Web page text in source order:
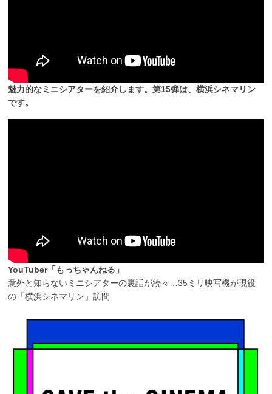
魅力的なミニシアターを紹介します。第15弾は、横浜シネマリン
です。
YouTuber「もっちゃんねる」
意外と知らないミニシアターの裏話が続々…35ミリ映写機が現役
の「横浜シネマリン」訪問